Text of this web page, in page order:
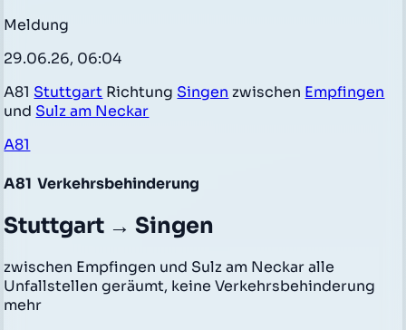
Meldung
29.06.26, 06:04
A81 Stuttgart Richtung Singen zwischen Empfingen
und Sulz am Neckar
A81
A81 Verkehrsbehinderung
Stuttgart → Singen
zwischen Empfingen und Sulz am Neckar alle
Unfallstellen geräumt, keine Verkehrsbehinderung
mehr